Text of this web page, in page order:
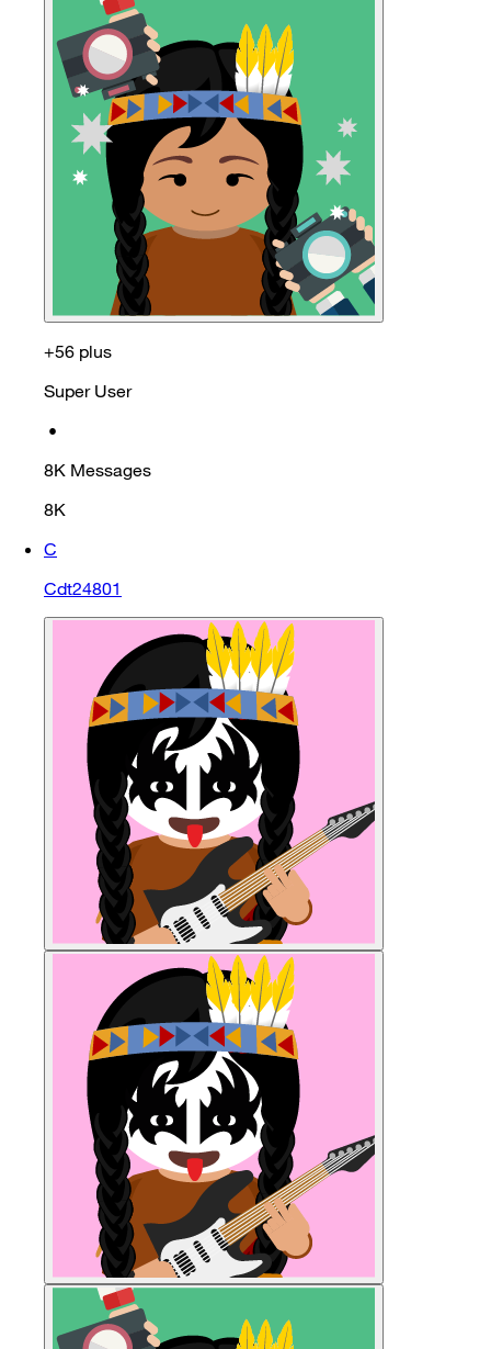
+56 plus
Super User
•
8K Messages
8K
C
Cdt24801